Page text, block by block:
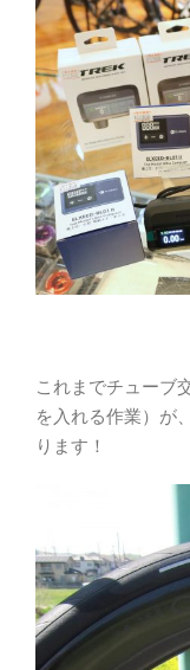
これまでチューブ
を入れる作業）が
ります！